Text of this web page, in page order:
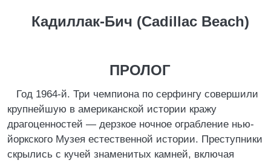
Кадиллак-Бич (Cadillac Beach)
ПРОЛОГ
Год 1964-й. Три чемпиона по серфингу совершили
крупнейшую в американской истории кражу
драгоценностей — дерзкое ночное ограбление нью-
йоркского Музея естественной истории. Преступники
скрылись с кучей знаменитых камней, включая